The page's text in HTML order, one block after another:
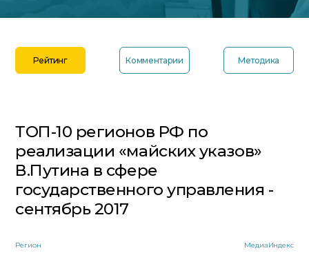
Рейтинг Комментарии Методика
ТОП-10 регионов РФ по
реализации «майских указов»
В.Путина в сфере
государственного управления -
сентябрь 2017
Регион МедиаИндекс